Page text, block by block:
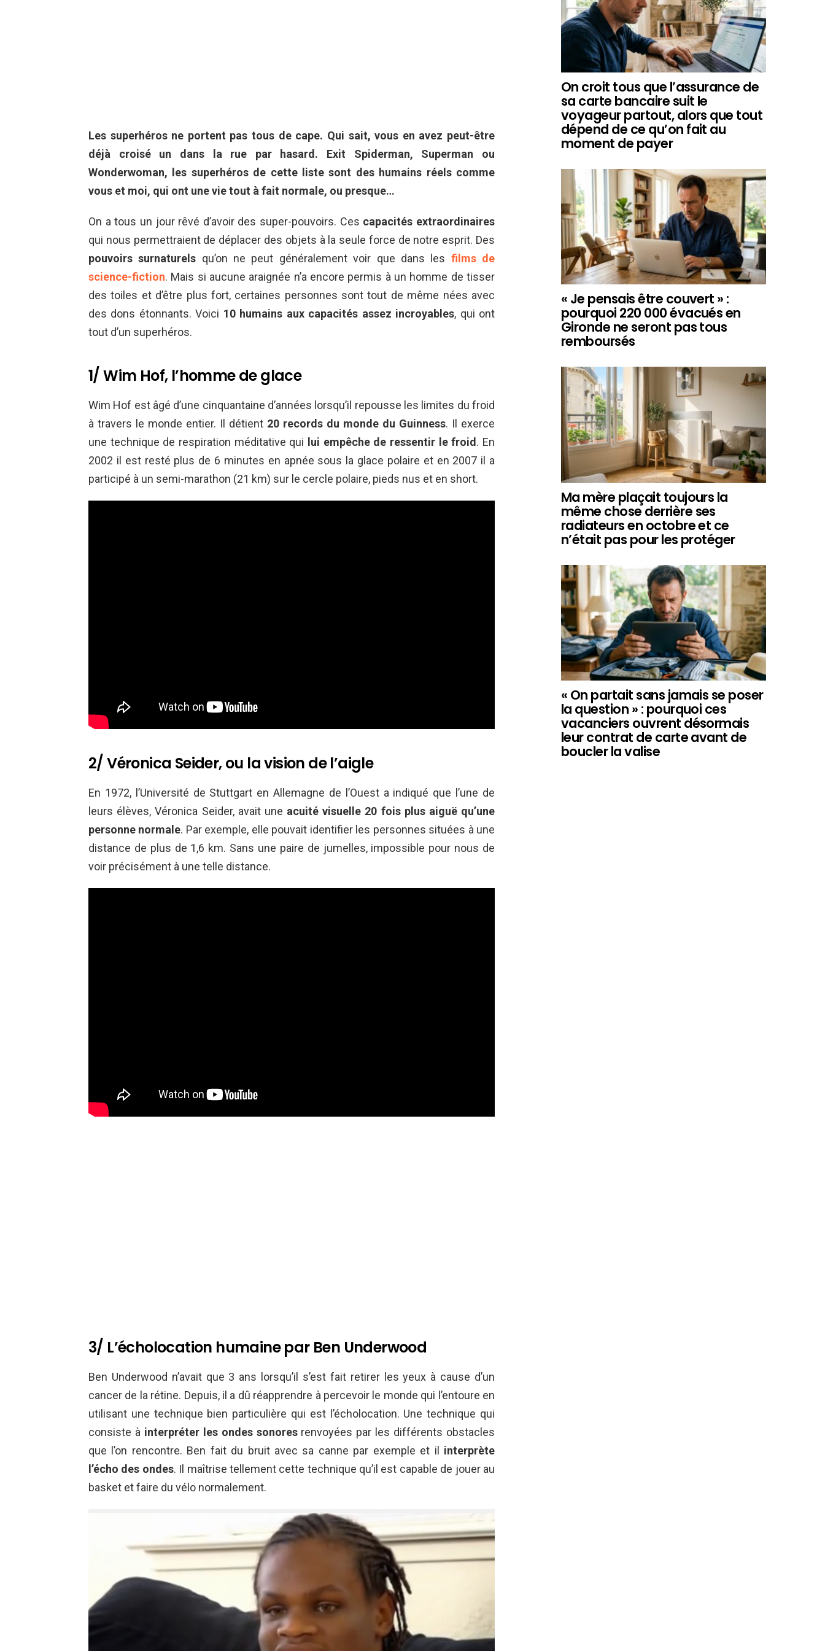
Les superhéros ne portent pas tous de cape. Qui sait, vous en avez peut-être
déjà croisé un dans la rue par hasard. Exit Spiderman, Superman ou
Wonderwoman, les superhéros de cette liste sont des humains réels comme
vous et moi, qui ont une vie tout à fait normale, ou presque…
On a tous un jour rêvé d’avoir des super-pouvoirs. Ces capacités extraordinaires
qui nous permettraient de déplacer des objets à la seule force de notre esprit. Des
pouvoirs surnaturels qu’on ne peut généralement voir que dans les films de
science-fiction. Mais si aucune araignée n’a encore permis à un homme de tisser
des toiles et d’être plus fort, certaines personnes sont tout de même nées avec
des dons étonnants. Voici 10 humains aux capacités assez incroyables, qui ont
tout d’un superhéros.
1/ Wim Hof, l’homme de glace
Wim Hof est âgé d’une cinquantaine d’années lorsqu’il repousse les limites du froid
à travers le monde entier. Il détient 20 records du monde du Guinness. Il exerce
une technique de respiration méditative qui lui empêche de ressentir le froid. En
2002 il est resté plus de 6 minutes en apnée sous la glace polaire et en 2007 il a
participé à un semi-marathon (21 km) sur le cercle polaire, pieds nus et en short.
2/ Véronica Seider, ou la vision de l’aigle
En 1972, l’Université de Stuttgart en Allemagne de l’Ouest a indiqué que l’une de
leurs élèves, Véronica Seider, avait une acuité visuelle 20 fois plus aiguë qu’une
personne normale. Par exemple, elle pouvait identifier les personnes situées à une
distance de plus de 1,6 km. Sans une paire de jumelles, impossible pour nous de
voir précisément à une telle distance.
3/ L’écholocation humaine par Ben Underwood
Ben Underwood n’avait que 3 ans lorsqu’il s’est fait retirer les yeux à cause d’un
cancer de la rétine. Depuis, il a dû réapprendre à percevoir le monde qui l’entoure en
utilisant une technique bien particulière qui est l’écholocation. Une technique qui
consiste à interpréter les ondes sonoresrenvoyées par les différents obstacles
que l’on rencontre. Ben fait du bruit avec sa canne par exemple et il interprète
l’écho des ondes. Il maîtrise tellement cette technique qu’il est capable de jouer au
basket et faire du vélo normalement.
On croit tous que l’assurance de
sa carte bancaire suit le
voyageur partout, alors que tout
dépend de ce qu’on fait au
moment de payer
« Je pensais être couvert » :
pourquoi 220 000 évacués en
Gironde ne seront pas tous
remboursés
Ma mère plaçait toujours la
même chose derrière ses
radiateurs en octobre et ce
n’était pas pour les protéger
« On partait sans jamais se poser
la question » : pourquoi ces
vacanciers ouvrent désormais
leur contrat de carte avant de
boucler la valise